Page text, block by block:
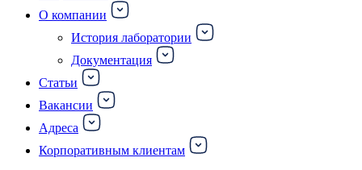
О компании
История лаборатории
Документация
Статьи
Вакансии
Адреса
Корпоративным клиентам